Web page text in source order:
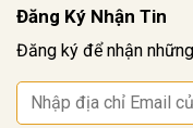
Đăng Ký Nhận Tin
Đăng ký để nhận